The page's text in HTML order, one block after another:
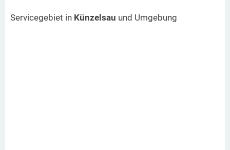
Servicegebiet in Künzelsau und Umgebung